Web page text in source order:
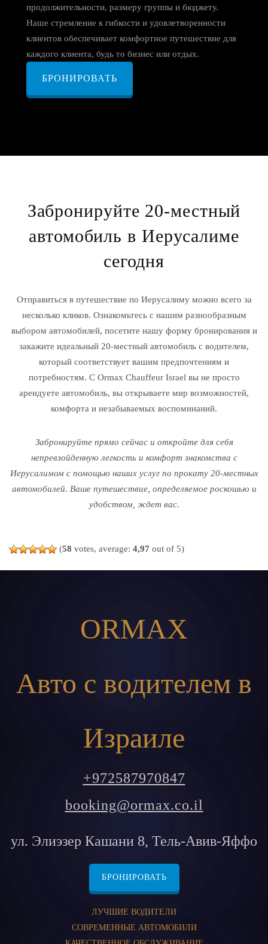
продолжительности, размеру группы и бюджету.
Наше стремление к гибкости и удовлетворенности
клиентов обеспечивает комфортное путешествие для
каждого клиента, будь то бизнес или отдых.
БРОНИРОВАТЬ
Забронируйте 20-местный
автомобиль в Иерусалиме
сегодня
Отправиться в путешествие по Иерусалиму можно всего за
несколько кликов. Ознакомьтесь с нашим разнообразным
выбором автомобилей, посетите нашу форму бронирования и
закажите идеальный 20-местный автомобиль с водителем,
который соответствует вашим предпочтениям и
потребностям. С Ormax Chauffeur Israel вы не просто
арендуете автомобиль, вы открываете мир возможностей,
комфорта и незабываемых воспоминаний.
Забронируйте прямо сейчас и откройте для себя
непревзойденную легкость и комфорт знакомства с
Иерусалимом с помощью наших услуг по прокату 20-местных
автомобилей. Ваше путешествие, определяемое роскошью и
удобством, ждет вас.
(58 votes, average: 4,97 out of 5)
ORMAX
Авто с водителем в
Израиле
+972587970847
booking@ormax.co.il
ул. Элиэзер Кашани 8, Тель-Авив-Яффо
БРОНИРОВАТЬ
ЛУЧШИЕ ВОДИТЕЛИ
СОВРЕМЕННЫЕ АВТОМОБИЛИ